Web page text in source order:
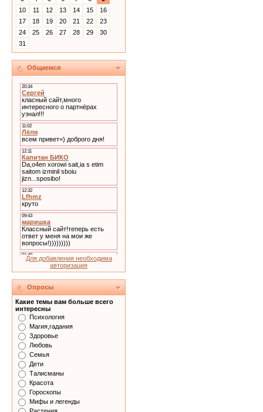
10
11 12 13 14 15
16
17
18 19 20 21 22
23
24
25 26 27 28 29
30
31
Общаемся
Для добавления необходима
авторизация
Опросы
Какие темы вам больше всего
интересны
Психология
Магия,гадания
Здоровье
Любовь
Семья
Дети
Талисманы
Красота
Гороскопы
Мифы и легенды